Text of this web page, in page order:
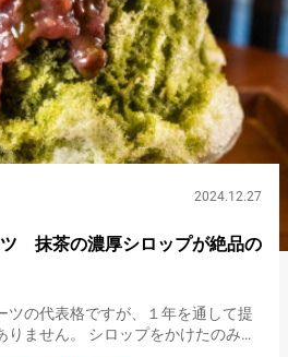
2024.12.27
抹茶の濃厚シロップが絶品の
ツの代表格ですが、１年を通して提
ません。 シロップをかけたのみの